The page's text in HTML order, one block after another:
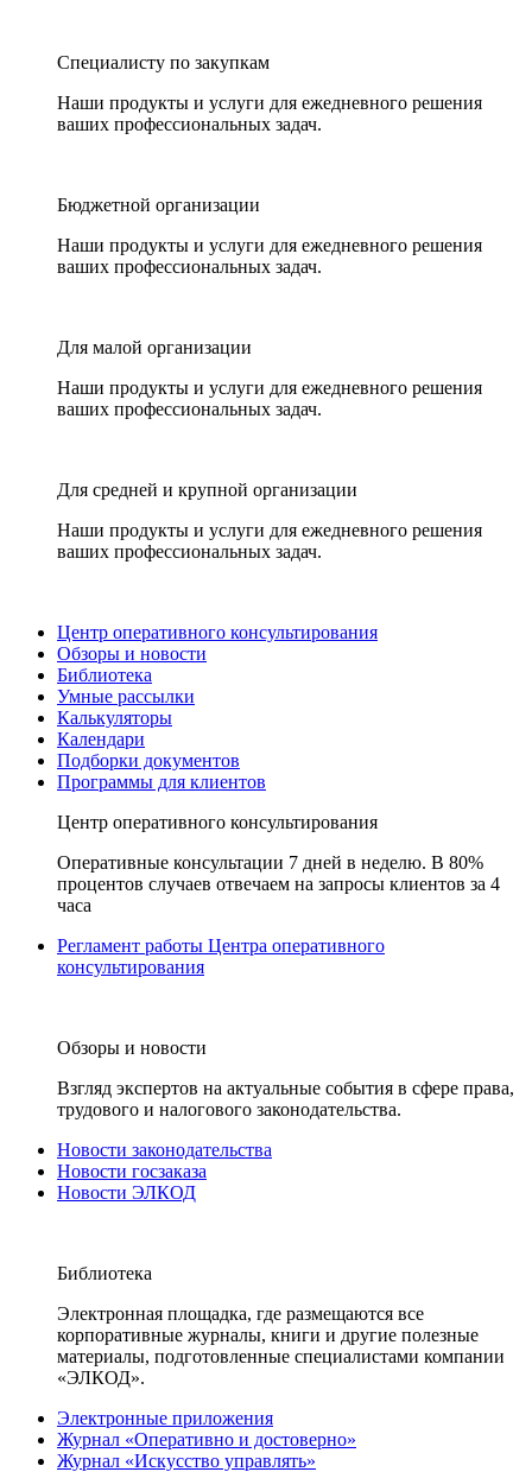
Специалисту по закупкам
Наши продукты и услуги для ежедневного решения
ваших профессиональных задач.
Бюджетной организации
Наши продукты и услуги для ежедневного решения
ваших профессиональных задач.
Для малой организации
Наши продукты и услуги для ежедневного решения
ваших профессиональных задач.
Для средней и крупной организации
Наши продукты и услуги для ежедневного решения
ваших профессиональных задач.
Центр оперативного консультирования
Обзоры и новости
Библиотека
Умные рассылки
Калькуляторы
Календари
Подборки документов
Программы для клиентов
Центр оперативного консультирования
Оперативные консультации 7 дней в неделю. В 80%
процентов случаев отвечаем на запросы клиентов за 4
часа
Регламент работы Центра оперативного
консультирования
Обзоры и новости
Взгляд экспертов на актуальные события в сфере права,
трудового и налогового законодательства.
Новости законодательства
Новости госзаказа
Новости ЭЛКОД
Библиотека
Электронная площадка, где размещаются все
корпоративные журналы, книги и другие полезные
материалы, подготовленные специалистами компании
«ЭЛКОД».
Электронные приложения
Журнал «Оперативно и достоверно»
Журнал «Искусство управлять»